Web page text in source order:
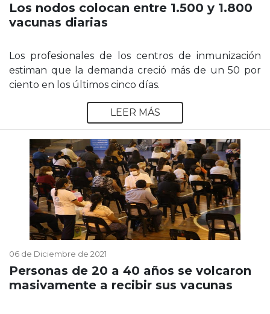
Los nodos colocan entre 1.500 y 1.800
vacunas diarias
Los profesionales de los centros de inmunización
estiman que la demanda creció más de un 50 por
ciento en los últimos cinco días.
LEER MÁS
06 de Diciembre de 2021
Personas de 20 a 40 años se volcaron
masivamente a recibir sus vacunas